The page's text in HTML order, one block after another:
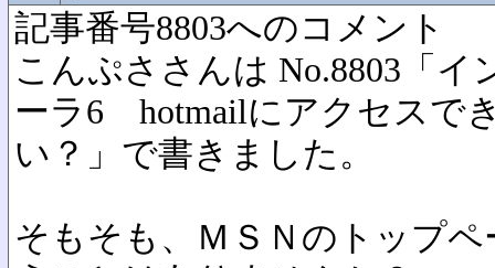
記事番号8803へのコメント
こんぷささんは No.8803「
ーラ6 hotmailにアクセスで
い？」で書きました。
そもそも、ＭＳＮのトップ